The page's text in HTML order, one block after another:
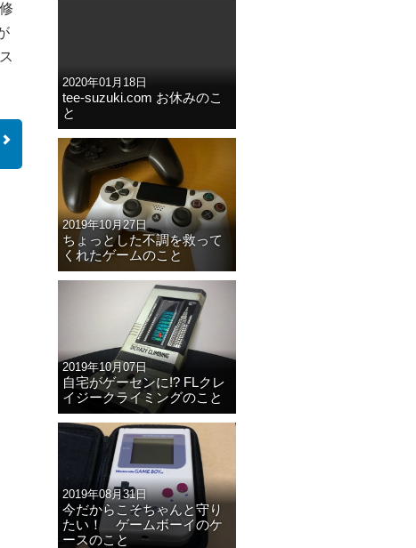
2020年01月18日
tee-suzuki.com お休みのこ
と
2019年10月27日
ちょっとした不調を救って
くれたゲームのこと
2019年10月07日
自宅がゲーセンに!? FLクレ
イジークライミングのこと
2019年08月31日
今だからこそちゃんと守り
たい！ ゲームボーイのケ
ースのこと